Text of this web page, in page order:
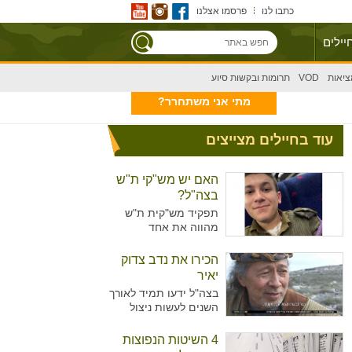
כתבו לנו פרסמו אצלנו
VOD תרומות ובקשות סיוע
מתי אני משתחרר?
עוד בחיילים מצייצים
האם יש מש"קי ת"ש
בצה"ל?
תפקיד מש"קית ת"ש
מהווה את אחד
יותר עם נשים מאשר
גברים בצה"ל. מדובר על
תפקיד המקביל לתפקיד
של עובדת סוציאלית
ויועצת בבתי הספר,
להכשיר גם גברים לאותו
הכירו את נדב צדוק
יאיר
בצה"ל ידעו תמיד לאורך
השנים לעשות ניצול
שלו ידע נרחב בתחומים
4 השיטות הנפוצות